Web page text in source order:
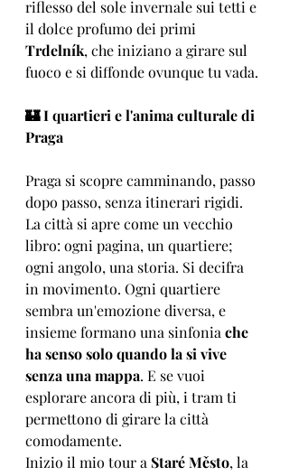
riflesso del sole invernale sui tetti e
il dolce profumo dei primi
Trdelník, che iniziano a girare sul
fuoco e si diffonde ovunque tu vada.
🏰 I quartieri e l'anima culturale di
Praga
Praga si scopre camminando, passo
dopo passo, senza itinerari rigidi.
La città si apre come un vecchio
libro: ogni pagina, un quartiere;
ogni angolo, una storia. Si decifra
in movimento. Ogni quartiere
sembra un'emozione diversa, e
insieme formano una sinfonia che
ha senso solo quando la si vive
senza una mappa. E se vuoi
esplorare ancora di più, i tram ti
permettono di girare la città
comodamente.
Inizio il mio tour a Staré Město, la